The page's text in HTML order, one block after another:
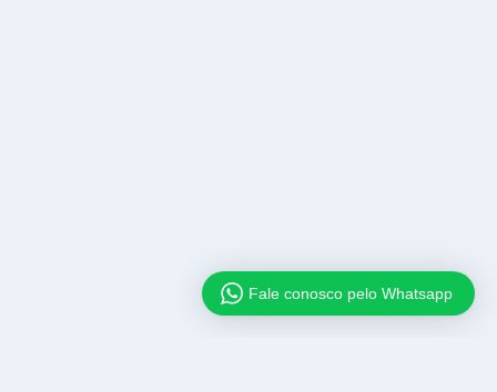
Fale conosco pelo Whatsapp